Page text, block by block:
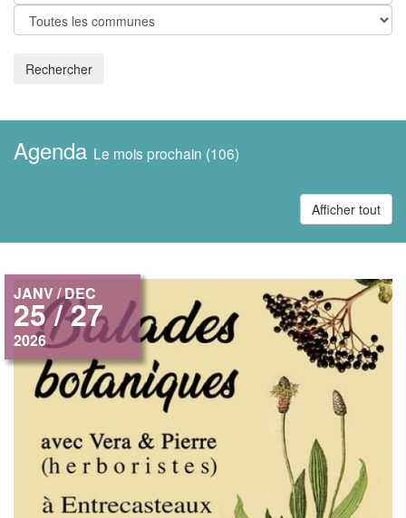
Rechercher
Agenda Le mois prochain (106)
Afficher tout
JANV / DEC
25 / 27
2026